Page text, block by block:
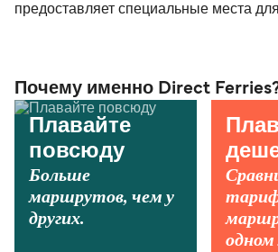
предоставляет специальные места
Почему именно Direct
Плавайте
повсюду
Больше
маршрутов, чем у
других.